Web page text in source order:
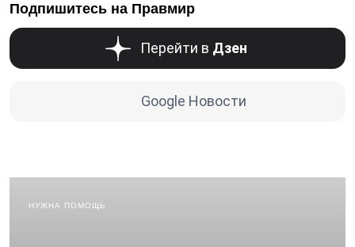
Подпишитесь на Правмир
Перейти в Дзен
Google Новости
НУЖНА ПОМОЩЬ